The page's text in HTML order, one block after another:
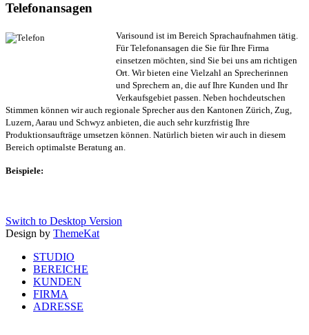
Telefonansagen
Varisound ist im Bereich Sprachaufnahmen tätig.
Für Telefonansagen die Sie für Ihre Firma
einsetzen möchten, sind Sie bei uns am richtigen
Ort. Wir bieten eine Vielzahl an Sprecherinnen
und Sprechern an, die auf Ihre Kunden und Ihr
Verkaufsgebiet passen. Neben hochdeutschen
Stimmen können wir auch regionale Sprecher aus den Kantonen Zürich, Zug,
Luzern, Aarau und Schwyz anbieten, die auch sehr kurzfristig Ihre
Produktionsaufträge umsetzen können. Natürlich bieten wir auch in diesem
Bereich optimalste Beratung an.
Beispiele:
Switch to Desktop Version
Design by ThemeKat
STUDIO
BEREICHE
KUNDEN
FIRMA
ADRESSE